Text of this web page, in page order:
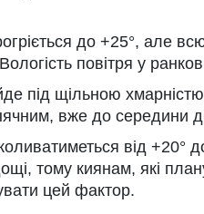
до +25°, але
повітря у
під щільною
вже до середини
від +20°
тому киянам, які
цей фактор.